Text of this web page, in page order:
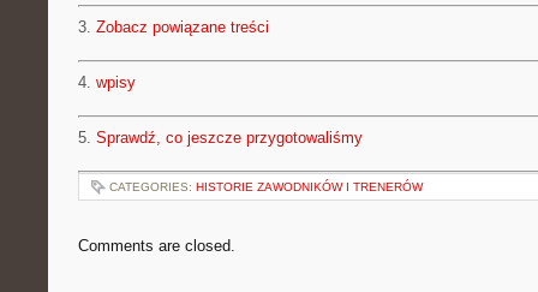
3. Zobacz powiązane treści
4. wpisy
5. Sprawdź, co jeszcze przygotowaliśmy
CATEGORIES: HISTORIE ZAWODNIKÓW I TRENERÓW
Comments are closed.